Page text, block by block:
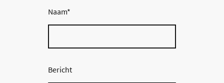
Naam*
Bericht